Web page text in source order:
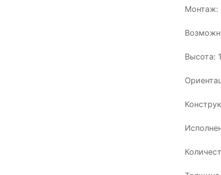
Монтаж:
Высота: